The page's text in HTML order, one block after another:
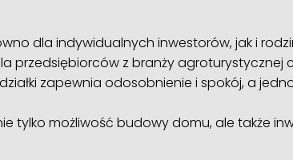
dla indywidualnych inwestorów, jak i
przedsiębiorców z branży agroturystycznej
działki zapewnia odosobnienie i spokój, a
tylko możliwość budowy domu, ale także